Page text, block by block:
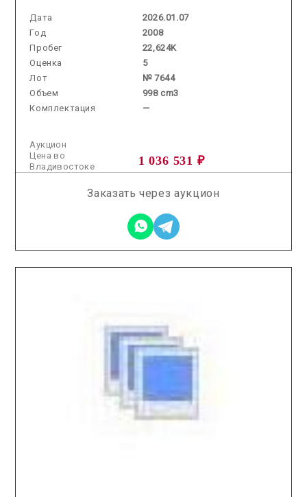
Дата
2026.01.07
Год
2008
Пробег
22,624K
Оценка
5
Лот
№ 7644
Объем
998 cm3
Комплектация
—
Аукцион
1 036 531 ₽
Цена во
Владивостоке
Заказать через аукцион